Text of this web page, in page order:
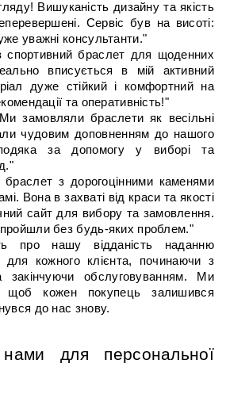
Вишуканість дизайну та якість
Сервіс був на висоті:
уважні консультанти."
браслет для щоденних
вписується в мій активний
дуже стійкий і комфортний на
та оперативність!"
замовляли браслети як весільні
чудовим доповненням до нашого
за допомогу у виборі та
з дорогоцінними каменями
Вона в захваті від краси та якості
сайт для вибору та замовлення.
без будь-яких проблем."
про нашу відданість наданню
для кожного клієнта, починаючи з
закінчуючи обслуговуванням. Ми
щоб кожен покупець залишився
до нас знову.
для персональної